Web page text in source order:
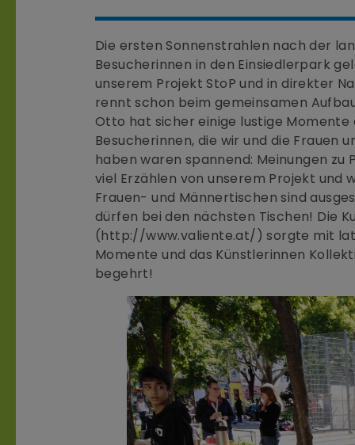
Die ersten Sonnenstrahlen nach der
Besucherinnen in den Einsiedlerpark
unserem Projekt StoP und in direkter
rennt schon beim gemeinsamen
Otto hat sicher einige lustige
Besucherinnen, die wir und die Frauen
haben waren spannend: Meinungen
viel Erzählen von unserem Projekt und
Frauen- und Männertischen sind
dürfen bei den nächsten Tischen! Die
(http://www.valiente.at/) sorgte mit
Momente und das Künstlerinnen
begehrt!